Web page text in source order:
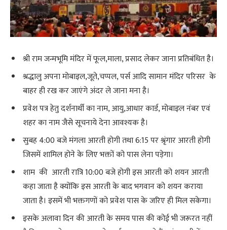
श्री राम जन्मभूमि मंदिर में फूल,माला, प्रसाद लेकर जाना प्रतिबंधित है।
श्रद्धालु अपना मोबाइल,जूते,चप्पल, पर्स आदि सामान मंदिर परिसर के
बाहर ही रख कर जाएंगे अंदर ले जाना मना है।
प्रवेश पत्र हेतु दर्शनार्थी का नाम, आयु,आधार कार्ड, मोबाइल नंबर एवं
शहर का नाम जैसे सूचनाये देना आवश्यक है।
सुबह 4:00 बजे मंगला आरती होगी तथा 6:15 पर श्रृंगार आरती होगी
जिसमें शामिल होने के लिए भक्तों को पास लेना पड़ेगा।
शाम की आरती रात्रि 10:00 बजे होगी इस आरती को शयन आरती
कहा जाता है क्योंकि इस आरती के बाद भगवान को शयन कराया
जाता है। इसमें भी भक्तगणों को प्रवेश पास के जरिए ही मिल सकेगा।
इसके अलावा दिन की आरती के समय पास की कोई भी जरूरत नहीं